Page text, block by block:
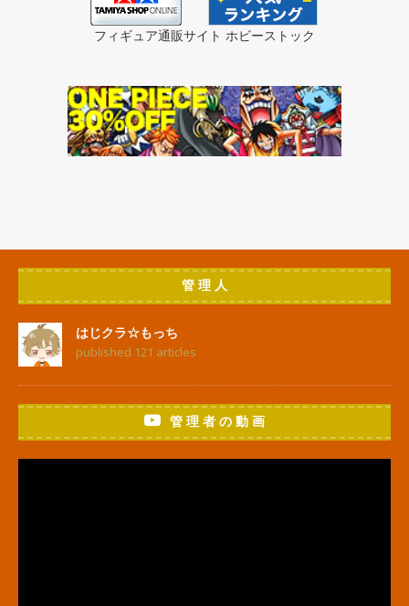
フィギュア通販サイト ホビーストック
管 理 人
はじクラ☆もっち
published 121 articles
管 理 者 の 動 画